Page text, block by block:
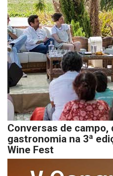
Conversas de campo,
gastronomia na 3ª
Wine Fest